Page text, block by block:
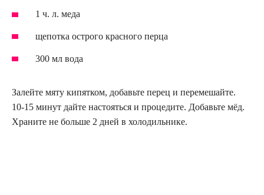
1 ч. л. меда
щепотка острого красного перца
300 мл вода
Залейте мяту кипятком, добавьте перец и перемешайте.
10-15 минут дайте настояться и процедите. Добавьте мёд.
Храните не больше 2 дней в холодильнике.